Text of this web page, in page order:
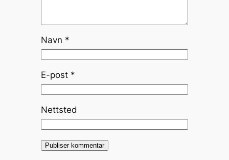
Navn *
E-post *
Nettsted